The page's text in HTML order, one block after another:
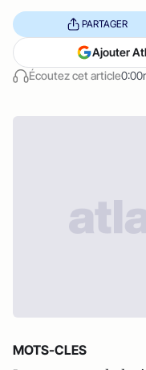
Écoutez cet article
PARTAGER
Ajouter
MOTS-CLES